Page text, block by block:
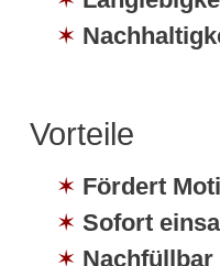
Vorteile
Fördert
Sofort